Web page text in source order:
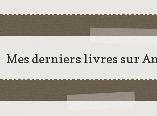
Mes derniers livres sur